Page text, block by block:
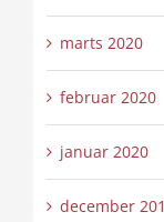
marts 2020
februar 2020
januar 2020
december